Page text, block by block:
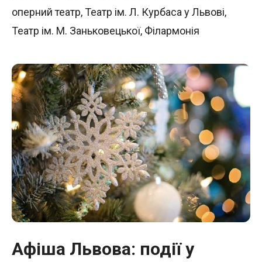
оперний театр,Театр ім. Л. Курбаса у Львові,
Театр ім. М. Заньковецької, Філармонія
Афіша Львова: події у